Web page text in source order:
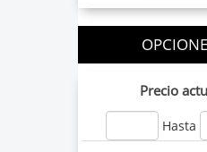
Precio
Hasta